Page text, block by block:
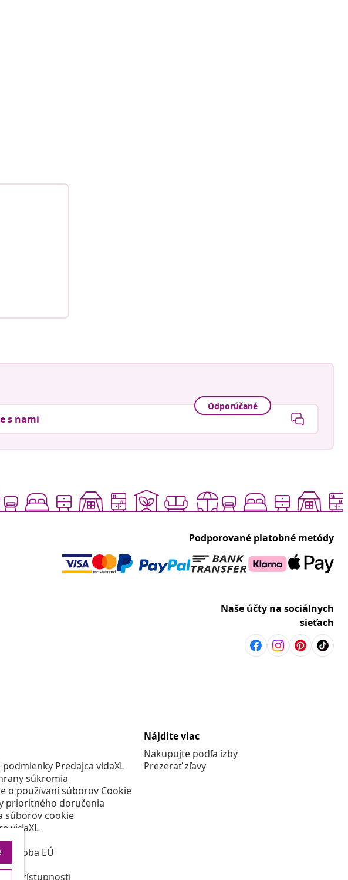
Odporúčané
s nami
Podporované platobné metódy
Naše účty na sociálnych
sieťach
Predajca vidaXL
súkromia
o používaní súborov Cookie
prioritného doručenia
súborov cookie
vidaXL
osoba EÚ
o prístupnosti
Nájdite viac
Nakupujte podľa izby
Prezerať zľavy